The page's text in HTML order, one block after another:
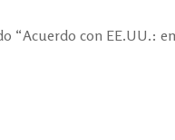
con EE.UU.: